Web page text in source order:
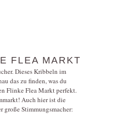
FLEA MARKT
Dieses Kribbeln im
das zu finden, was du
Flinke Flea Markt perfekt.
Auch hier ist die
große Stimmungsmacher: